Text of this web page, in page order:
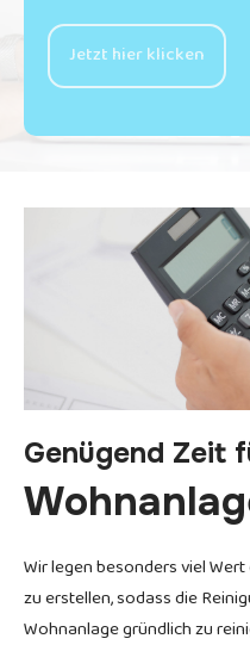
Jetzt hier klicken
Genügend Zeit
Wir legen besonders viel
zu erstellen, sodass die
Wohnanlage gründlich zu